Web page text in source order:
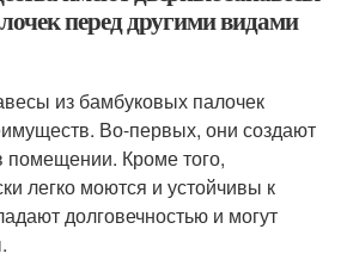
перед другими видами
из бамбуковых палочек
Во-первых, они создают
Кроме того,
легко моются и устойчивы к
долговечностью и могут